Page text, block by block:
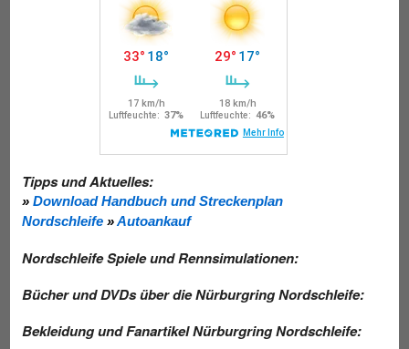
Tipps und Aktuelles:
» Download Handbuch und Streckenplan
Nordschleife »Autoankauf
Nordschleife Spiele und Rennsimulationen:
Bücher und DVDs über die Nürburgring Nordschleife:
Bekleidung und Fanartikel Nürburgring Nordschleife: